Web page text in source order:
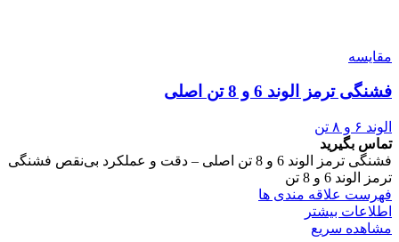
مقایسه
فشنگی ترمز الوند 6 و 8 تن اصلی
الوند ۶ و ۸ تن
تماس بگیرید
فشنگی ترمز الوند 6 و 8 تن اصلی – دقت و عملکرد بی‌نقص فشنگی
ترمز الوند 6 و 8 تن
فهرست علاقه مندی ها
اطلاعات بیشتر
مشاهده سریع